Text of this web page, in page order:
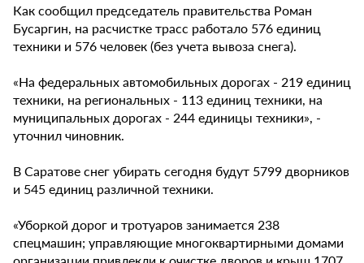
Как сообщил председатель правительства Роман
Бусаргин, на расчистке трасс работало 576 единиц
техники и 576 человек (без учета вывоза снега).
«На федеральных автомобильных дорогах - 219 единиц
техники, на региональных - 113 единиц техники, на
муниципальных дорогах - 244 единицы техники», -
уточнил чиновник.
В Саратове снег убирать сегодня будут 5799 дворников
и 545 единиц различной техники.
«Уборкой дорог и тротуаров занимается 238
спецмашин; управляющие многоквартирными домами